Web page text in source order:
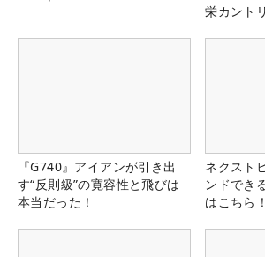
栄カント
『G740』アイアンが引き出
す“反則級”の寛容性と飛びは
本当だった！
ネクスト
ンドでき
はこちら！